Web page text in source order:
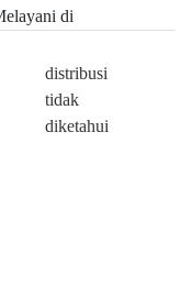
di
distribusi
tidak
diketahui